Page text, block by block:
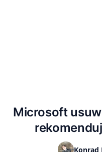
Microsoft
Konrad